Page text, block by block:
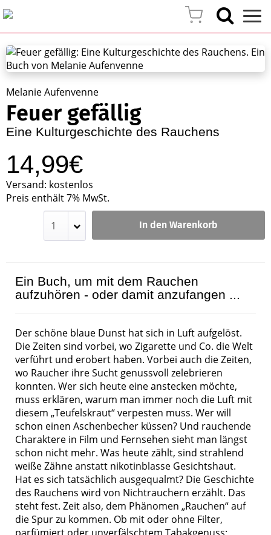
Melanie Aufenvenne
Feuer gefällig
Eine Kulturgeschichte des Rauchens
14,99€
Versand: kostenlos
Preis enthält 7% MwSt.
In den Warenkorb
Ein Buch, um mit dem Rauchen
aufzuhören - oder damit anzufangen ...
Der schöne blaue Dunst hat sich in Luft aufgelöst.
Die Zeiten sind vorbei, wo Zigarette und Co. die Welt
verführt und erobert haben. Vorbei auch die Zeiten,
wo Raucher ihre Sucht genussvoll zelebrieren
konnten. Wer sich heute eine anstecken möchte,
muss erklären, warum man immer noch die Luft mit
diesem „Teufelskraut“ verpesten muss. Wer will
schon einen Aschenbecher küssen? Und rauchende
Charaktere in Film und Fernsehen sieht man längst
schon nicht mehr. Was heute zählt, sind strahlend
weiße Zähne anstatt nikotinblasse Gesichtshaut.
Hat es sich tatsächlich ausgequalmt? Die Geschichte
des Rauchens wird von Nichtrauchern erzählt. Das
steht fest. Zeit also, dem Phänomen „Rauchen“ auf
die Spur zu kommen. Ob mit oder ohne Filter,
parfümiert oder unverfälschtem Tabakgenuss: